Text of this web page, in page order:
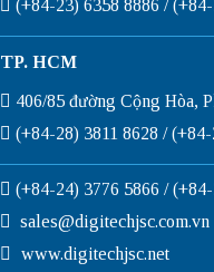
(+84-23) 6358 8886 /
TP. HCM
406/85 đường Cộng Hòa,
(+84-28) 3811 8628 /
(+84-24) 3776 5866 /
sales@digitechjsc.com.vn
www.digitechjsc.net